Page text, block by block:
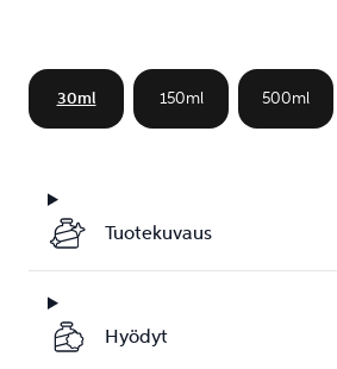
30ml 150ml 500ml
Tuotekuvaus
Hyödyt